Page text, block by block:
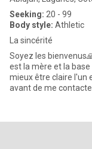
Seeking: 20 - 99
Body style: Athletic
La sincérité
Soyez les
est la mère et la
mieux être claire l'un
avant de me